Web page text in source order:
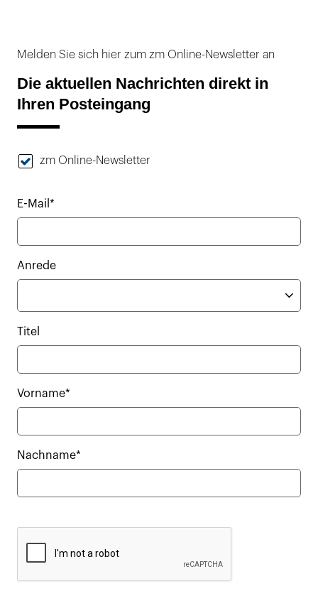
Melden Sie sich hier zum zm Online-Newsletter an
Die aktuellen Nachrichten direkt in
Ihren Posteingang
zm Online-Newsletter
E-Mail*
Anrede
Titel
Vorname*
Nachname*